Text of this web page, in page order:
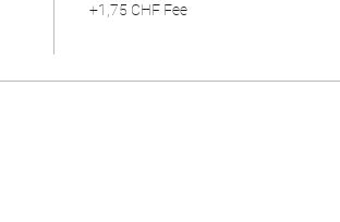
+1,75 CHF Fee